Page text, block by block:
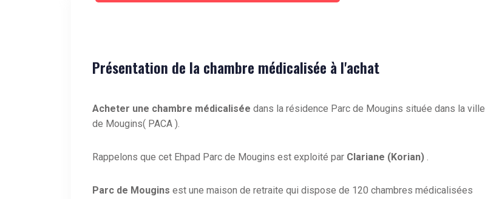
Présentation de la chambre médicalisée à l'achat
Acheter une chambre médicalisée dans la résidence Parc de Mougins située dans la ville
de Mougins( PACA ).
Rappelons que cet Ehpad Parc de Mougins est exploité par Clariane (Korian) .
Parc de Mougins est une maison de retraite qui dispose de 120 chambres médicalisées